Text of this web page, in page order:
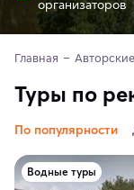
организаторов
Главная
Туры по
По популярности
Водные туры